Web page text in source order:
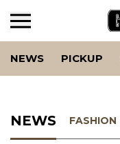
NEWS PICKUP
NEWS FASHION